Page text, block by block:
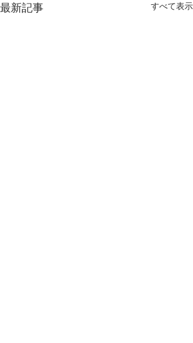
最新記事 すべて表示